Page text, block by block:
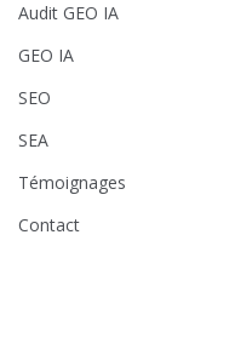
Audit GEO IA
GEO IA
SEO
SEA
Témoignages
Contact